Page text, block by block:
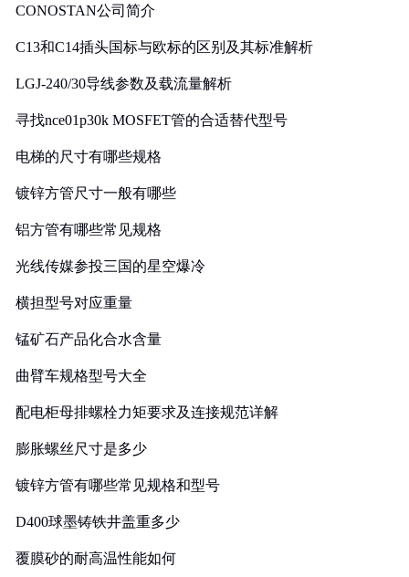
CONOSTAN公司简介
C13和C14插头国标与欧标的区别及其标准解析
LGJ-240/30导线参数及载流量解析
寻找nce01p30k MOSFET管的合适替代型号
电梯的尺寸有哪些规格
镀锌方管尺寸一般有哪些
铝方管有哪些常见规格
光线传媒参投三国的星空爆冷
横担型号对应重量
锰矿石产品化合水含量
曲臂车规格型号大全
配电柜母排螺栓力矩要求及连接规范详解
膨胀螺丝尺寸是多少
镀锌方管有哪些常见规格和型号
D400球墨铸铁井盖重多少
覆膜砂的耐高温性能如何